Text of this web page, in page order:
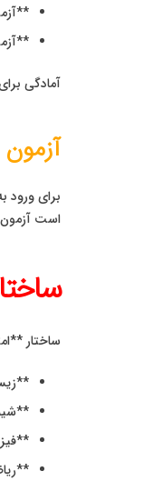
آمادگی
برای ورود
است آزمون
ساختار